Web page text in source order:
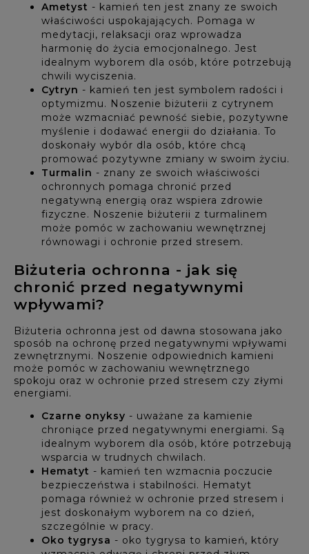
Ametyst - kamień ten jest znany ze swoich
właściwości uspokajających. Pomaga w
medytacji, relaksacji oraz wprowadza
harmonię do życia emocjonalnego. Jest
idealnym wyborem dla osób, które potrzebują
chwili wyciszenia.
Cytryn - kamień ten jest symbolem radości i
optymizmu. Noszenie biżuterii z cytrynem
może wzmacniać pewność siebie, pozytywne
myślenie i dodawać energii do działania. To
doskonały wybór dla osób, które chcą
promować pozytywne zmiany w swoim życiu.
Turmalin - znany ze swoich właściwości
ochronnych pomaga chronić przed
negatywną energią oraz wspiera zdrowie
fizyczne. Noszenie biżuterii z turmalinem
może pomóc w zachowaniu wewnętrznej
równowagi i ochronie przed stresem.
Biżuteria ochronna - jak się
chronić przed negatywnymi
wpływami?
Biżuteria ochronna jest od dawna stosowana jako
sposób na ochronę przed negatywnymi wpływami
zewnętrznymi. Noszenie odpowiednich kamieni
może pomóc w zachowaniu wewnętrznego
spokoju oraz w ochronie przed stresem czy złymi
energiami.
Czarne onyksy - uważane za kamienie
chroniące przed negatywnymi energiami. Są
idealnym wyborem dla osób, które potrzebują
wsparcia w trudnych chwilach.
Hematyt - kamień ten wzmacnia poczucie
bezpieczeństwa i stabilności. Hematyt
pomaga również w ochronie przed stresem i
jest doskonałym wyborem na co dzień,
szczególnie w pracy.
Oko tygrysa - oko tygrysa to kamień, który